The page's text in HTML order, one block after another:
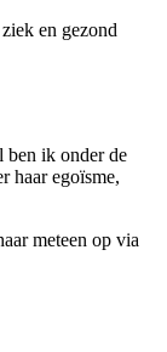
en gezond
ben ik onder de
haar egoïsme,
meteen op via